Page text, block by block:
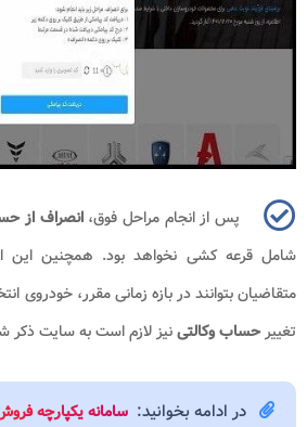
پس از انجام مراحل فوق،انصراف از
شامل قرعه کشی نخواهد بود. همچنین این
متقاضیان بتوانند در بازه زمانی مقرر، خودروی
تغییرحساب وکالتینیز لازم است به سایت
در ادامه بخوانید: سامانه یکپارچه